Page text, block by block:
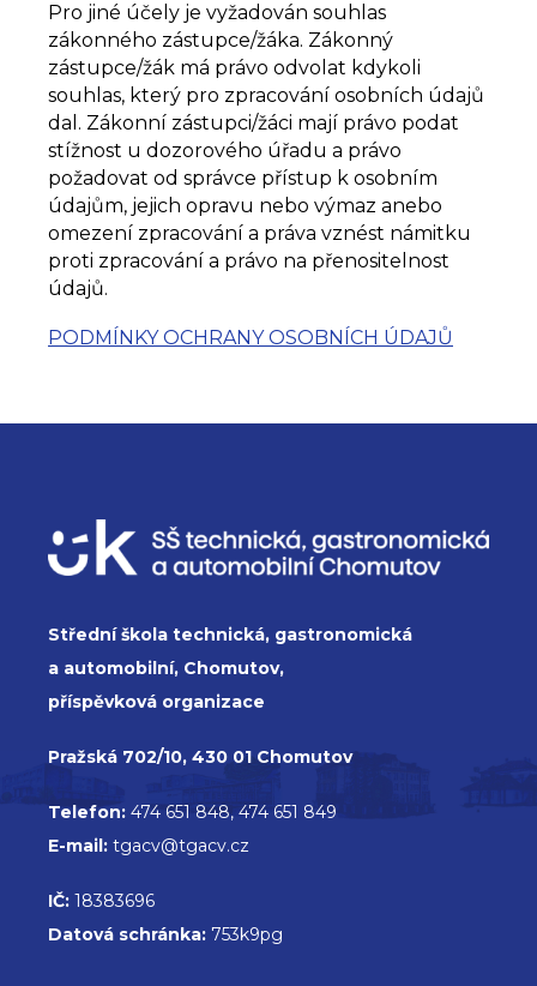
Pro jiné účely je vyžadován souhlas
zákonného zástupce/žáka. Zákonný
zástupce/žák má právo odvolat kdykoli
souhlas, který pro zpracování osobních údajů
dal. Zákonní zástupci/žáci mají právo podat
stížnost u dozorového úřadu a právo
požadovat od správce přístup k osobním
údajům, jejich opravu nebo výmaz anebo
omezení zpracování a práva vznést námitku
proti zpracování a právo na přenositelnost
údajů.
PODMÍNKY OCHRANY OSOBNÍCH ÚDAJŮ
Střední škola technická, gastronomická
a automobilní, Chomutov,
příspěvková organizace
Pražská 702/10, 430 01 Chomutov
Telefon: 474 651 848, 474 651 849
E-mail: tgacv@tgacv.cz
IČ: 18383696
Datová schránka: 753k9pg